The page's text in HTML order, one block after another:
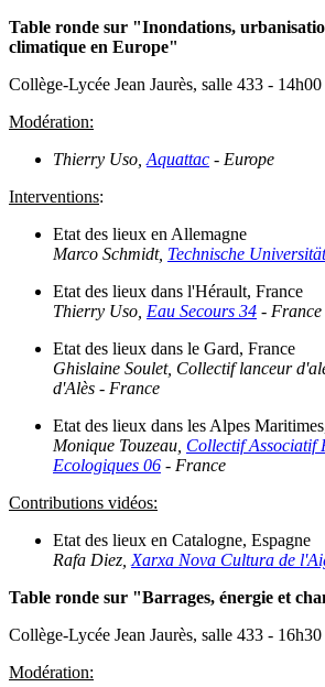
Table ronde sur "Inondations,
climatique en Europe"
Collège-Lycée Jean Jaurès, salle 433 -
Modération:
Thierry Uso, Aquattac - Europe
Interventions:
Etat des lieux en Allemagne
Marco Schmidt, Technische
Etat des lieux dans l'Hérault, France
Thierry Uso, Eau Secours 34 - France
Etat des lieux dans le Gard, France
Ghislaine Soulet, Collectif lanceur
d'Alès - France
Etat des lieux dans les Alpes
Monique Touzeau, Collectif Associatif
Ecologiques 06 - France
Contributions vidéos:
Etat des lieux en Catalogne, Espagne
Rafa Diez, Xarxa Nova Cultura de
Table ronde sur "Barrages, énergie et
Collège-Lycée Jean Jaurès, salle 433 -
Modération: